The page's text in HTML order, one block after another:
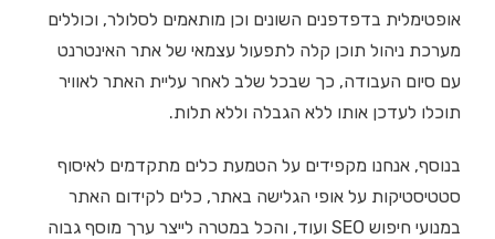
אופטימלית בדפדפנים השונים וכן מותאמים לסלולר, וכוללים
מערכת ניהול תוכן קלה לתפעול עצמאי של אתר האינטרנט
עם סיום העבודה, כך שבכל שלב לאחר עליית האתר לאוויר
תוכלו לעדכן אותו ללא הגבלה וללא תלות.
בנוסף, אנחנו מקפידים על הטמעת כלים מתקדמים לאיסוף
סטטיסטיקות על אופי הגלישה באתר, כלים לקידום האתר
במנועי חיפוש SEO ועוד, והכל במטרה לייצר ערך מוסף גבוה